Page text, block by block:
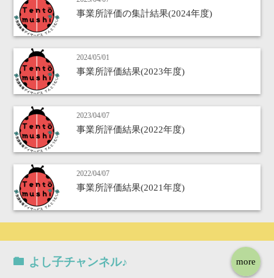
事業所評価の集計結果(2024年度)
2024/05/01
事業所評価結果(2023年度)
2023/04/07
事業所評価結果(2022年度)
2022/04/07
事業所評価結果(2021年度)
more
よし子チャンネル♪